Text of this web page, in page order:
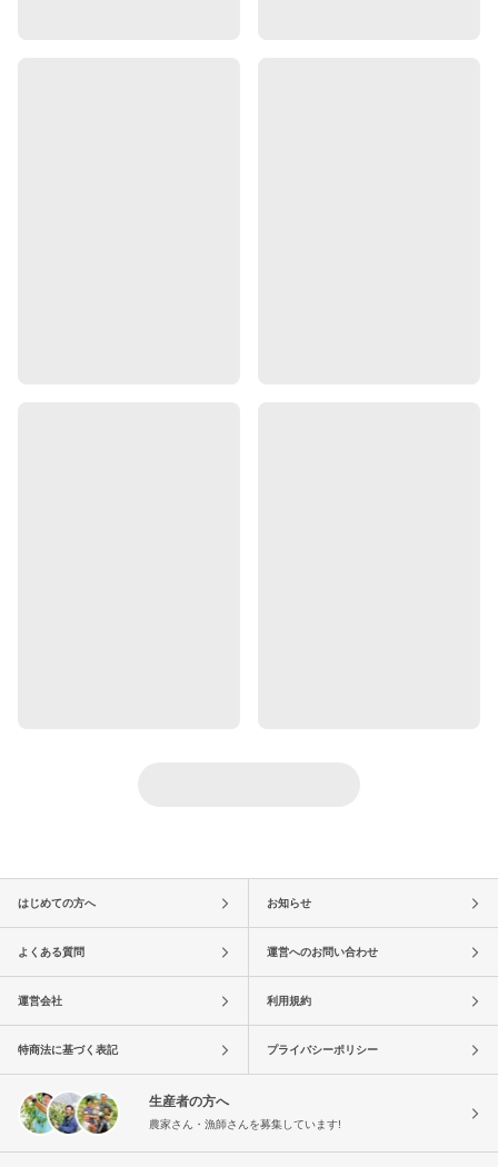
はじめての方へ お知らせ
よくある質問 運営へのお問い合わせ
運営会社 利用規約
特商法に基づく表記 プライバシーポリシー
生産者の方へ
農家さん・漁師さんを募集しています!